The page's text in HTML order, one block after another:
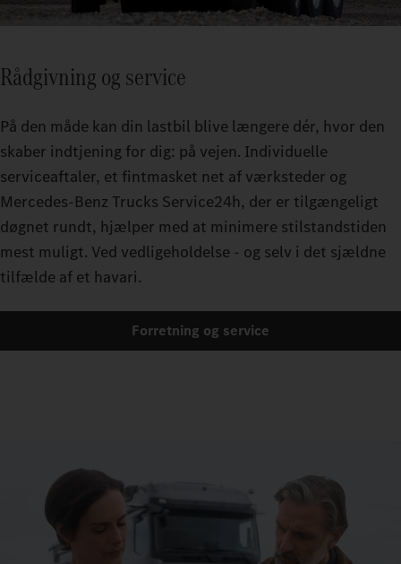
Rådgivning og service
På den måde kan din lastbil blive længere dér, hvor den
skaber indtjening for dig: på vejen. Individuelle
serviceaftaler, et fintmasket net af værksteder og
Mercedes-Benz Trucks Service24h, der er tilgængeligt
døgnet rundt, hjælper med at minimere stilstandstiden
mest muligt. Ved vedligeholdelse - og selv i det sjældne
tilfælde af et havari.
Forretning og service